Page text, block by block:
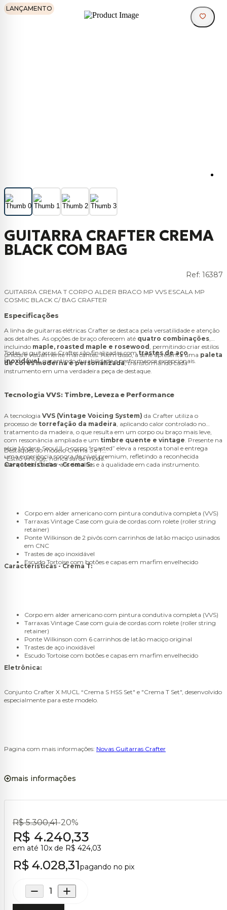
LANÇAMENTO
GUITARRA CRAFTER CREMA
BLACK COM BAG
Ref: 16387
GUITARRA CREMA T CORPO ALDER BRACO MP VVS ESCALA MP
COSMIC BLACK C/ BAG CRAFTER
Especificações
A linha de guitarras elétricas Crafter se destaca pela versatilidade e atenção
aos detalhes. As opções de braço oferecem até quatro combinações
incluindo maple, roasted maple e rosewood
, permitindo criar estilos
únicos e visualmente marcantes. Além disso, a série apresenta uma paleta
de cores moderna e personalizada, transformando cada
instrumento em uma verdadeira peça de destaque.
Todas as guitarras Crafter são finalizadas comtrastes de aço
inoxidável, garantindo durabilidade e performance excepcionais.
Tecnologia VVS: Timbre, Leveza e Performance
A tecnologia VVS (Vintage Voicing System) da Crafter utiliza o
processo de torrefação da madeira , aplicando calor controlado no
tratamento da madeira, o que resulta em um corpo ou braço mais leve,
com ressonância ampliada e um timbre quente e vintage . Presente na
série Modern Seoul II, o corpo “roasted” eleva a resposta tonal e entrega
uma experiência sonora de nível premium, refletindo a reconhecida
atenção da Crafter aos detalhes e à qualidade em cada instrumento.
Destaques do modelo Crema S e T
“Estilo vintage, nunca sai de moda.”
Características - Crema S:
Corpo em alder americano com pintura condutiva completa (VVS)
Tarraxas Vintage Case com guia de cordas com rolete (roller string
retainer)
Ponte Wilkinson de 2 pivôs com carrinhos de latão maciço usinados
em CNC
Trastes de aço inoxidável
Escudo Tortoise com botões e capas em marfim envelhecido
Características - Crema T:
Corpo em alder americano com pintura condutiva completa (VVS)
Tarraxas Vintage Case com guia de cordas com rolete (roller string
retainer)
Ponte Wilkinson com 6 carrinhos de latão maciço original
Trastes de aço inoxidável
Escudo Tortoise com botões e capas em marfim envelhecido
Eletrônica:
Conjunto Crafter X MUCL “Crema S HSS Set" e "Crema T Set", desenvolvido
especialmente para este modelo.
Pagina com mais informações: Novas Guitarras Crafter
mais informações
R$ 5.300,41-20%
R$ 4.240,33
em até 10x de R$ 424,03
R$ 4.028,31pagando no pix